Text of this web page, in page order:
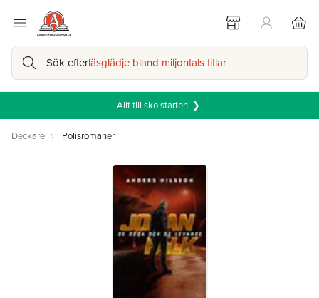
Sök efterläsglädje bland miljontals titlar
Allt till skolstarten! ❯
Deckare Polisromaner